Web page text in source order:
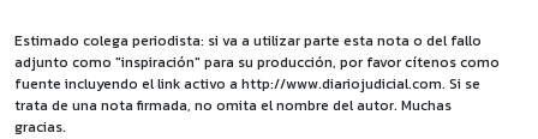
Estimado colega periodista: si va a utilizar parte esta nota o del fallo
adjunto como "inspiración" para su producción, por favor cítenos como
fuente incluyendo el link activo a http://www.diariojudicial.com. Si se
trata de una nota firmada, no omita el nombre del autor. Muchas
gracias.